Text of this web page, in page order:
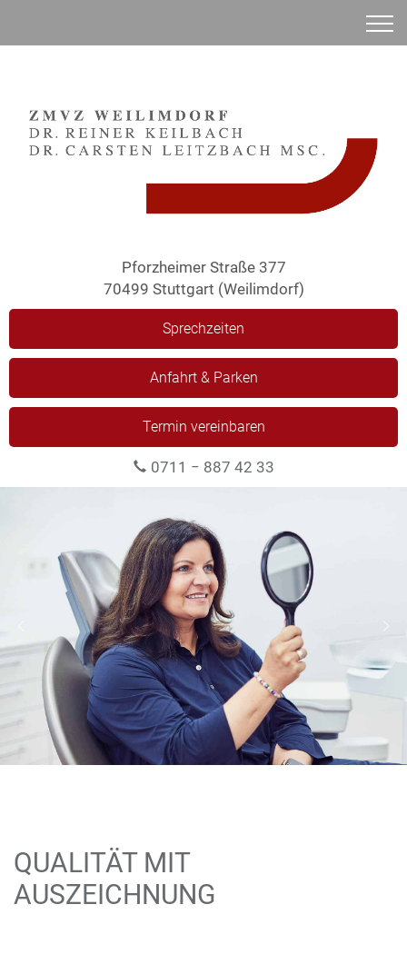
Pforzheimer Straße 377
70499 Stuttgart (Weilimdorf)
Sprechzeiten
Anfahrt & Parken
Termin vereinbaren
0711 − 887 42 33
QUALITÄT MIT
AUSZEICHNUNG